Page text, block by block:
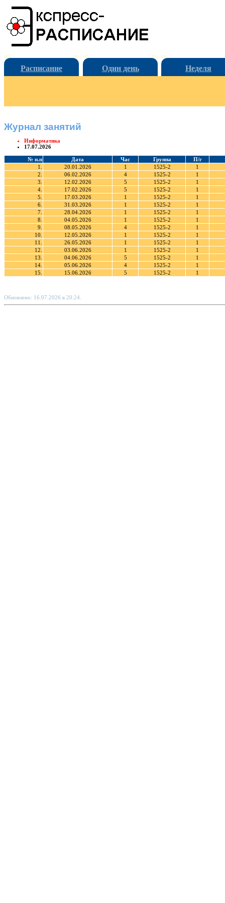
Расписание Один день Неделя
Журнал занятий
Информатика
17.07.2026
№ п.п Дата Час Группа
П/г
1.
20.01.2026 1 1525-2
1
2.
06.02.2026 4 1525-2
1
3.
12.02.2026 5 1525-2
1
4.
17.02.2026 5 1525-2
1
5.
17.03.2026 1 1525-2
1
6.
31.03.2026 1 1525-2
1
7.
28.04.2026 1 1525-2
1
8.
04.05.2026 1 1525-2
1
9.
08.05.2026 4 1525-2
1
10.
12.05.2026 1 1525-2
1
11.
26.05.2026 1 1525-2
1
12.
03.06.2026 1 1525-2
1
13.
04.06.2026 5 1525-2
1
14.
05.06.2026 4 1525-2
1
15.
15.06.2026 5 1525-2 1
Обновлено: 16.07.2026 в 20:24.